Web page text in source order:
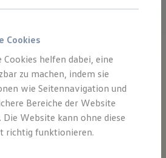
bei Gebrauchtwagen
Angebote
Leasing
Leasing
Leasing
Leasing
Cookies
helfen dabei, eine
zu machen, indem sie
wie Seitennavigation und
Bereiche der Website
Die Website kann ohne diese
richtig funktionieren.